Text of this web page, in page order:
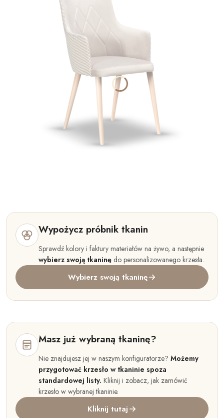
Wypożycz próbnik tkanin
Sprawdź kolory i faktury materiałów na żywo, a następnie
wybierz swoją tkaninę do personalizowanego krzesła.
Wybierz swoją tkaninę
Masz już wybraną tkaninę?
Nie znajdujesz jej w naszym konfiguratorze? Możemy
przygotować krzesło w tkaninie spoza
standardowej listy. Kliknij i zobacz, jak zamówić
krzesło w wybranej tkaninie.
Kliknij tutaj